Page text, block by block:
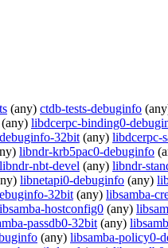
(any) ctdb-tests-debuginfo
(any) libdcerpc-binding0-
32bit (any) libdcerpc-
libndr-krb5pac0-debuginfo
libndr-nbt-devel (any) libndr-
libnetapi0-debuginfo (any)
32bit (any) libsamba-
hostconfig0 (any)
passdb0-32bit (any)
(any) libsamba-policy0-